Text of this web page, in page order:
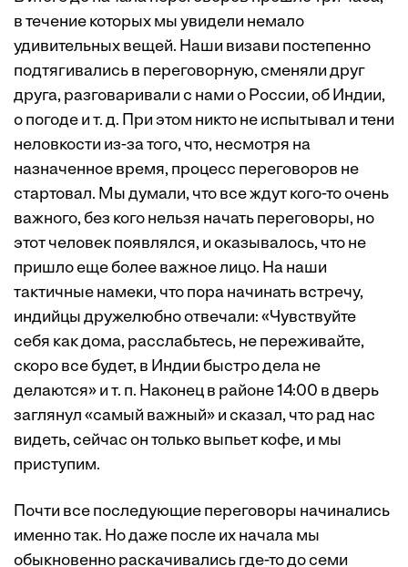
в течение которых мы увидели немало
удивительных вещей. Наши визави постепенно
подтягивались в переговорную, сменяли друг
друга, разговаривали с нами о России, об Индии,
о погоде и т. д. При этом никто не испытывал и тени
неловкости из-за того, что, несмотря на
назначенное время, процесс переговоров не
стартовал. Мы думали, что все ждут кого-то очень
важного, без кого нельзя начать переговоры, но
этот человек появлялся, и оказывалось, что не
пришло еще более важное лицо. На наши
тактичные намеки, что пора начинать встречу,
индийцы дружелюбно отвечали: «Чувствуйте
себя как дома, расслабьтесь, не переживайте,
скоро все будет, в Индии быстро дела не
делаются» и т. п. Наконец в районе 14:00 в дверь
заглянул «самый важный» и сказал, что рад нас
видеть, сейчас он только выпьет кофе, и мы
приступим.
Почти все последующие переговоры начинались
именно так. Но даже после их начала мы
обыкновенно раскачивались где-то до семи